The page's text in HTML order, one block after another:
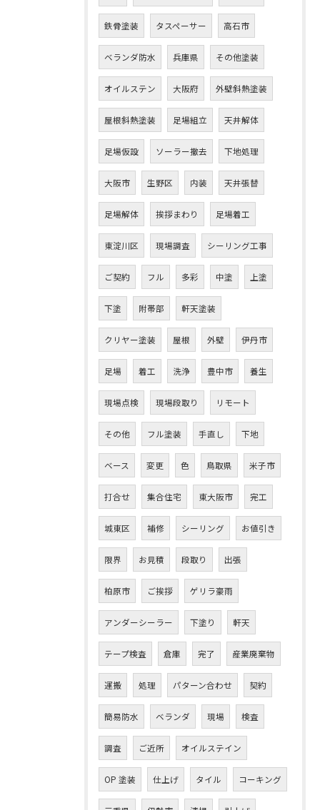
鉄骨塗装 タスペーサー 高石市
ベランダ防水 兵庫県 その他塗装
オイルステン 大阪府 外壁斜熱塗装
屋根斜熱塗装 足場組立 天井解体
足場仮設 ソーラー撤去 下地処理
大阪市 生野区 内装 天井張替
足場解体 挨拶まわり 足場着工
東淀川区 現場調査 シーリング工事
ご契約 フル 多彩 中塗 上塗
下塗 附帯部 軒天塗装
クリヤー塗装 屋根 外壁 伊丹市
足場 着工 洗浄 豊中市 養生
現場点検 現場段取り リモート
その他 フル塗装 手直し 下地
ベース 変更 色 鳥取県 米子市
打合せ 集合住宅 東大阪市 完工
城東区 補修 シーリング お値引き
限界 お見積 段取り 出張
柏原市 ご挨拶 ゲリラ豪雨
アンダーシーラー 下塗り 軒天
テープ検査 倉庫 完了 産業廃棄物
運搬 処理 パターン合わせ 契約
簡易防水 ベランダ 現場 検査
調査 ご近所 オイルステイン
OP 塗装 仕上げ タイル コーキング